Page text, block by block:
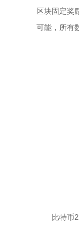
区块固定奖
可能，所有
比特币